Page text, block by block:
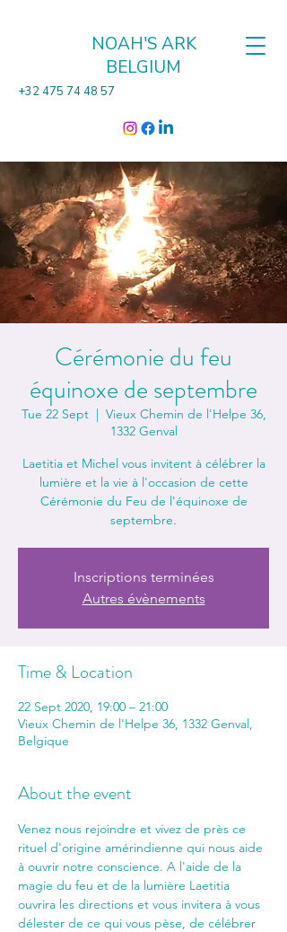
NOAH'S ARK
BELGIUM
+32 475 74 48 57
Cérémonie du feu
équinoxe de septembre
Tue 22 Sept
  |
Vieux Chemin de l'Helpe 36,
1332 Genval
Laetitia et Michel vous invitent à célébrer la
lumière et la vie à l'occasion de cette
Cérémonie du Feu de l'équinoxe de
septembre.
Inscriptions terminées
Autres évènements
Time & Location
22 Sept 2020, 19:00 – 21:00
Vieux Chemin de l'Helpe 36, 1332 Genval,
Belgique
About the event
Venez nous rejoindre et vivez de près ce
rituel d'origine amérindienne qui nous aide
à ouvrir notre conscience. A l'aide de la
magie du feu et de la lumière Laetitia
ouvrira les directions et vous invitera à vous
délester de ce qui vous pèse, de célébrer